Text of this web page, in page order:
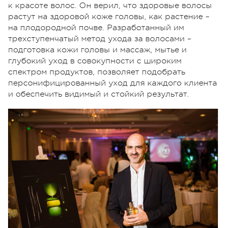
к красоте волос. Он верил, что здоровые волосы
растут на здоровой коже головы, как растение –
на плодородной почве. Разработанный им
трехступенчатый метод ухода за волосами –
подготовка кожи головы и массаж, мытье и
глубокий уход в совокупности с широким
спектром продуктов, позволяет подобрать
персонифицированный уход для каждого клиента
и обеспечить видимый и стойкий результат.